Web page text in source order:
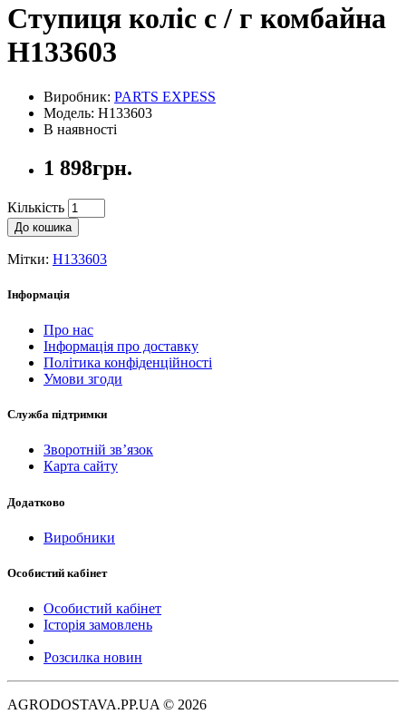
Ступиця коліс с / г комбайна
H133603
Виробник: PARTS EXPESS
Модель: H133603
В наявності
1 898грн.
Кількість
До кошика
Мітки: H133603
Інформація
Про нас
Інформація про доставку
Політика конфіденційності
Умови згоди
Служба підтримки
Зворотній зв’язок
Карта сайту
Додатково
Виробники
Особистий кабінет
Особистий кабінет
Історія замовлень
Розсилка новин
AGRODOSTAVA.PP.UA © 2026